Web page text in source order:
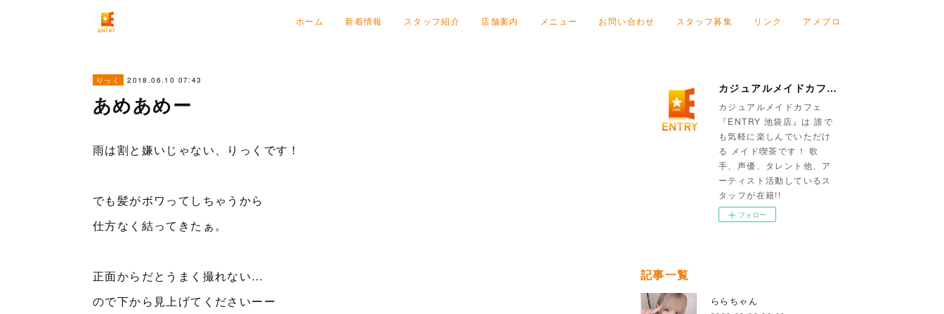
ホーム 新着情報 スタッフ紹介 店舗案内 メニュー お問い合わせ スタッフ募集 リンク アメブロ
りっく 2018.06.10 07:43
あめあめー
雨は割と嫌いじゃない、りっくです！
でも髪がボワってしちゃうから
仕方なく結ってきたぁ。
正面からだとうまく撮れない…
ので下から見上げてくださいーー
カジュアルメイドカフェ『ENTRY 池袋店』
カジュアルメイドカフェ
『ENTRY 池袋店』は 誰で
も気軽に楽しんでいただけ
る メイド喫茶です！ 歌
手、声優、タレント他、ア
ーティスト活動しているス
タッフが在籍!!
フォロー
記事一覧
ららちゃん